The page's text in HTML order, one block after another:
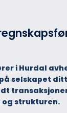
i Hurdal
selskapet
strukturen.